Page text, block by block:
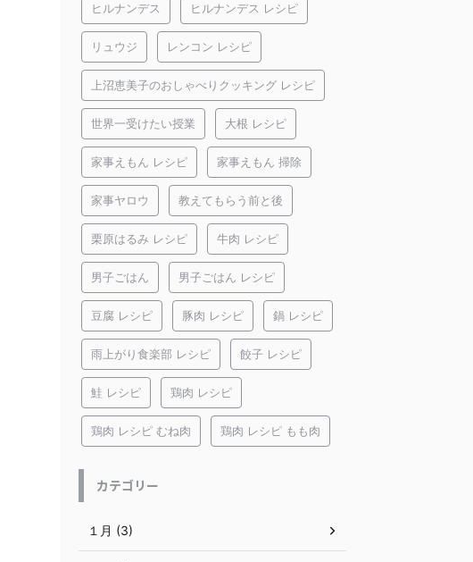
ヒルナンデス ヒルナンデス レシピ
リュウジ レンコン レシピ
上沼恵美子のおしゃべりクッキング レシピ
世界一受けたい授業 大根 レシピ
家事えもん レシピ 家事えもん 掃除
家事ヤロウ 教えてもらう前と後
栗原はるみ レシピ 牛肉 レシピ
男子ごはん 男子ごはん レシピ
豆腐 レシピ 豚肉 レシピ 鍋 レシピ
雨上がり食楽部 レシピ 餃子 レシピ
鮭 レシピ 鶏肉 レシピ
鶏肉 レシピ むね肉 鶏肉 レシピ もも肉
カテゴリー
１月 (3)